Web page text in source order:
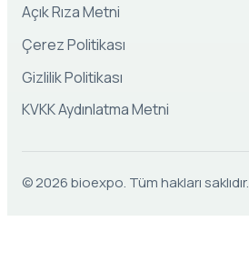
Açık Rıza Metni
Çerez Politikası
Gizlilik Politikası
KVKK Aydınlatma Metni
© 2026 bioexpo. Tüm hakları saklıdır.